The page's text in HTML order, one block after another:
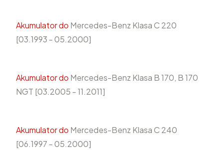
Akumulator do Mercedes-Benz Klasa C 220
[03.1993 - 05.2000]
Akumulator do Mercedes-Benz Klasa B 170, B 170
NGT [03.2005 - 11.2011]
Akumulator do Mercedes-Benz Klasa C 240
[06.1997 - 05.2000]